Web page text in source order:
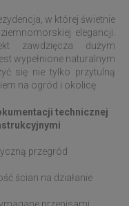
w której świetnie
elegancji.
zawdzięcza dużym
wypełnione naturalnym
się nie tylko przytulną
na ogród i okolicę.
technicznej
przegród
ścian na działanie